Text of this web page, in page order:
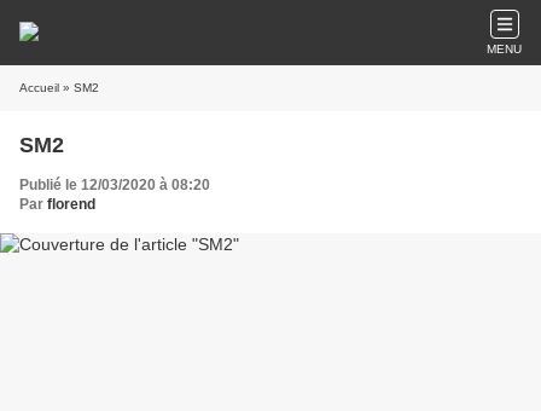
MENU
Accueil » SM2
SM2
Publié le 12/03/2020 à 08:20
Par florend